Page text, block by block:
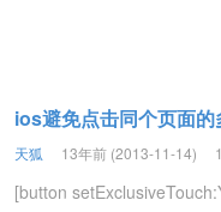
ios避免点击同个页面
天狐 13年前 (2013-11-14)
[button